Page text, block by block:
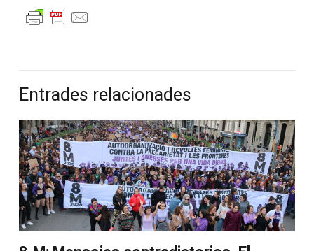
Entrades relacionades